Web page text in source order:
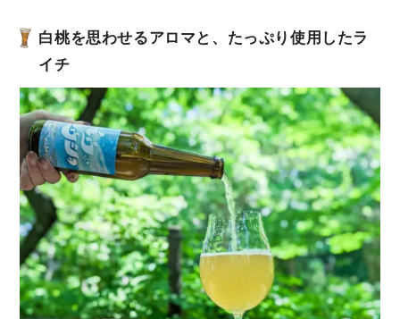
白桃を思わせるアロマと、たっぷり使用したラ
イチ